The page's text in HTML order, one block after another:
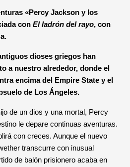
«Percy Jackson y los
con El ladrón del rayo, con
dioses griegos han
a nuestro alrededor, donde el
encima del Empire State y el
de Los Ángeles.
de un dios y una mortal, Percy
le depare continuas aventuras.
con creces. Aunque el nuevo
transcurre con inusual
de balón prisionero acaba en